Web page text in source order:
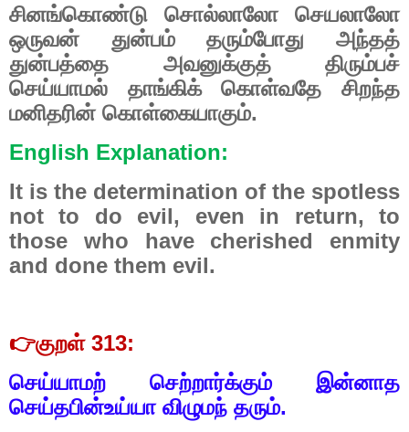
சினங்கொண்டு சொல்லாலோ செயலாலோ
ஒருவன் துன்பம் தரும்போது அந்தத்
துன்பத்தை அவனுக்குத் திரும்பச்
செய்யாமல் தாங்கிக் கொள்வதே சிறந்த
மனிதரின் கொள்கையாகும்.
English Explanation:
It is the determination of the spotless
not to do evil, even in return, to
those who have cherished enmity
and done them evil.
👉குறள் 313:
செய்யாமற் செற்றார்க்கும் இன்னாத
செய்தபின்உய்யா விழுமந் தரும்.